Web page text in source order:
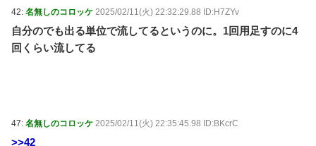
42: 名無しのコロッケ 2025/02/11(火) 22:32:29.88 ID:H7ZYv
自分のでも出る単位で流してるというのに。1回用足すのに4
回くらい流してる
47: 名無しのコロッケ 2025/02/11(火) 22:35:45.98 ID:BKcrC
>>42